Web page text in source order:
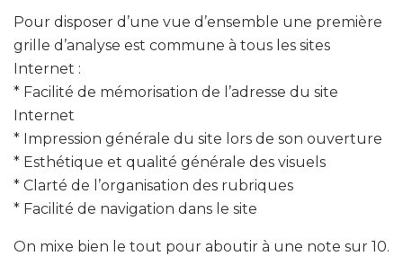
Pour disposer d’une vue d’ensemble une première
grille d’analyse est commune à tous les sites
Internet :
* Facilité de mémorisation de l’adresse du site
Internet
* Impression générale du site lors de son ouverture
* Esthétique et qualité générale des visuels
* Clarté de l’organisation des rubriques
* Facilité de navigation dans le site
On mixe bien le tout pour aboutir à une note sur 10.